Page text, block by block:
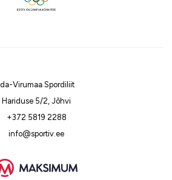
Ida-Virumaa Spordiliit
Hariduse 5/2, Jõhvi
+372 5819 2288
info@sportiv.ee